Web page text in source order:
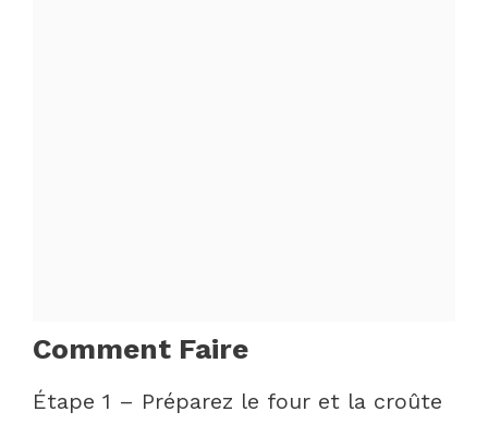
Comment Faire
Étape 1 – Préparez le four et la croûte